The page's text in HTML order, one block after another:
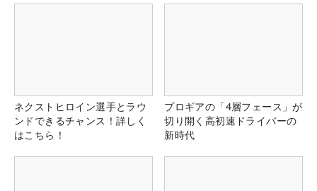
ネクストヒロイン選手とラウ
ンドできるチャンス！詳しく
はこちら！
プロギアの「4層フェース」が
切り開く高初速ドライバーの
新時代